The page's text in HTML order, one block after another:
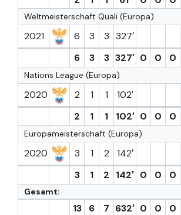
Weltmeisterschaft Quali (Europa)
2021 6 3 3 327′
6 3 3 327′ 0 0 0
Nations League (Europa)
2020 2 1 1 102′
2 1 1 102′ 0 0 0
Europameisterschaft (Europa)
2020 3 1 2 142′
3 1 2 142′ 0 0 0
Gesamt:
13 6 7 632′ 0 0 0